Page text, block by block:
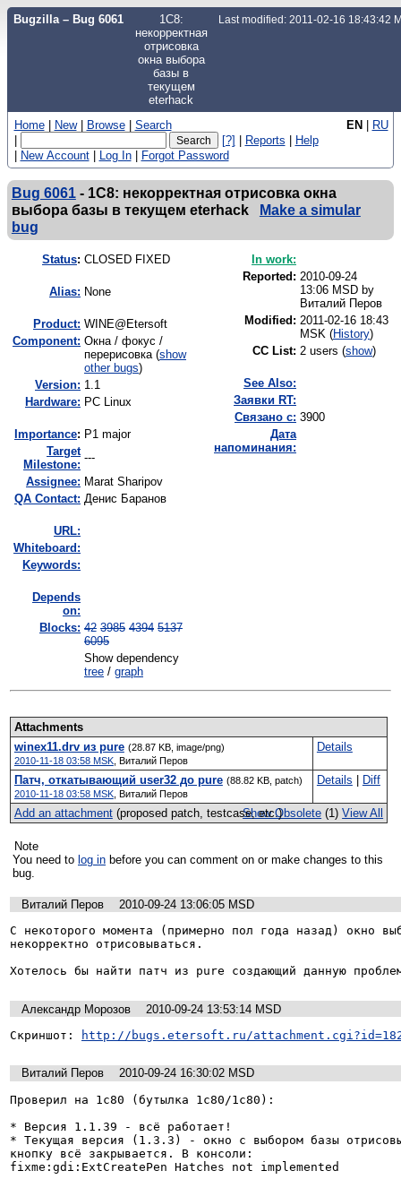
Bugzilla – Bug 6061
1С8:
некорректная
отрисовка
окна выбора
базы в
текущем
eterhack
Last modified: 2011-02-16 18:43:42
EN | RU
Home | New | Browse | Search
|
[?] | Reports | Help
| New Account | Log In | Forgot Password
Bug 6061 - 1С8: некорректная отрисовка окна
выбора базы в текущем eterhack
Make a simular
bug
Status: CLOSED FIXED
Alias: None
Product: WINE@Etersoft
Component: Окна / фокус /
перерисовка (show
other bugs)
Version: 1.1
Hardware: PC Linux
mportance: P1 major
Target
Milestone:
---
Assignee: Marat Sharipov
QA Contact: Денис Баранов
URL:
Whiteboard:
Keywords:
Depends
on:
Blocks: 42 3985 4394 5137
6095
Show dependency
tree / graph
In work:
Reported: 2010-09-24
13:06 MSD by
Виталий Перов
Modified: 2011-02-16 18:43
MSK (History)
CC List: 2 users (show)
See Also:
Заявки RT:
Связано с: 3900
Дата
напоминания:
Attachments
winex11.drv из pure (28.87 KB, image/png)
2010-11-18 03:58 MSK, Виталий Перов
Details
Патч, откатывающий user32 до pure (88.82 KB, patch)
2010-11-18 03:58 MSK, Виталий Перов
Details Diff
Show Obsolete (1)View All
Add an attachment(proposed patch, testcase, etc.)
Note
You need to log in
bug.
Виталий Перов
2010-09-24 13:06:05 MSD
С некоторого момента (примерно пол года назад) окно
некорректно отрисовываться.
Хотелось бы найти патч из pure создающий данную
Александр Морозов
2010-09-24 13:53:14 MSD
Скриншот:
http://bugs.etersoft.ru/
Виталий Перов
2010-09-24 16:30:02 MSD
Проверил на 1c80 (бутылка 1c80/1c80):
* Версия 1.1.39 - всё работает!
* Текущая версия (1.3.3) - окно с выбором базы
кнопку всё закрывается. В консоли:
fixme:gdi:ExtCreatePen Hatches not implemented